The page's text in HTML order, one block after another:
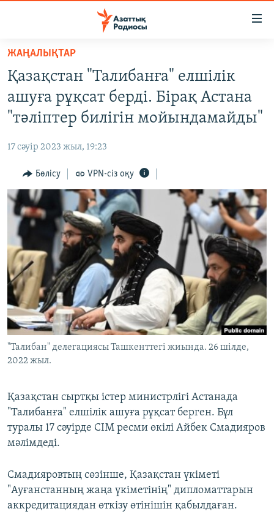
Skip
main
content
Skip
main
Navigation
to
Search
САЯСАТ
AZATTYQTV
АДАМ ҚҰҚЫҚТАРЫ
ӘЛЕУМЕТ
ӘЛЕМ
АРНАЙЫ ЖОБАЛАР
Русский
ЖАЗЫЛЫҢЫЗ
Басқа тілдерде
ЖАҢАЛЫҚТАР
Қазақстан "Талибанға" елшілік
ашуға рұқсат берді. Бірақ Астана
"тәліптер билігін мойындамайды"
17 сәуір 2023 жыл, 19:23
Бөлісу VPN-сіз оқу
"Талибан" делегациясы Ташкенттегі жиында. 26 шілде,
2022 жыл.
Қазақстан сыртқы істер министрлігі Астанада
"Талибанға" елшілік ашуға рұқсат берген. Бұл
туралы 17 сәуірде СІМ ресми өкілі Айбек Смадияров
мәлімдеді.
Смадияровтың сөзінше, Қазақстан үкіметі
"Ауғанстанның жаңа үкіметінің" дипломаттарын
аккредитациядан өткізу өтінішін қабылдаған.